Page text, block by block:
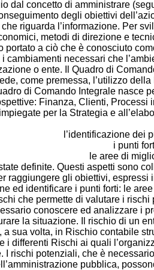
dal concetto di amministrare
degli obiettivi
riguarda l’informazione. Per
metodi di direzione e
a ciò che è conosciuto
necessari che
o ente. Il Quadro di
come premessa, l’utilizzo
di Comando Integrale nasce
Finanza, Clienti,
per la Strategia e
l’identificazione dei
i punti
le aree di
definite. Questi aspetti sono
gli obiettivi, espressi
ed identificare i punti forti: le
che permette di valutare i
conoscere ed analizzare i
la situazione. Il rischio di un
sua volta, in Rischio contabile
differenti Rischi ai quali
rischi potenziali, che è
pubblica,